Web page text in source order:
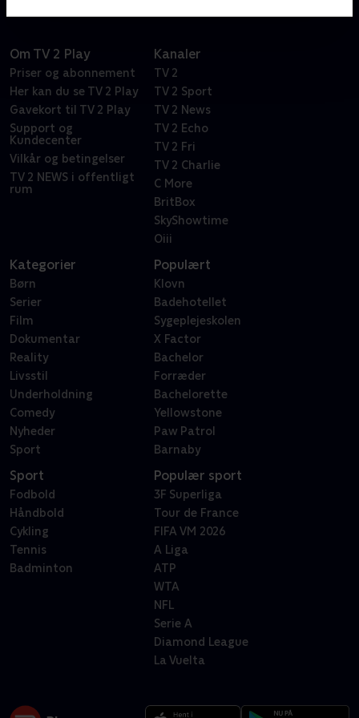
Om TV 2 Play
Priser og abonnement
Her kan du se TV 2 Play
Gavekort til TV 2 Play
Support og
Kundecenter
Vilkår og betingelser
TV 2 NEWS i offentligt
rum
Kanaler
TV 2
TV 2 Sport
TV 2 News
TV 2 Echo
TV 2 Fri
TV 2 Charlie
C More
BritBox
SkyShowtime
Oiii
Kategorier
Børn
Serier
Film
Dokumentar
Reality
Livsstil
Underholdning
Comedy
Nyheder
Sport
Populært
Klovn
Badehotellet
Sygeplejeskolen
X Factor
Bachelor
Forræder
Bachelorette
Yellowstone
Paw Patrol
Barnaby
Sport
Fodbold
Håndbold
Cykling
Tennis
Badminton
Populær sport
3F Superliga
Tour de France
FIFA VM 2026
A Liga
ATP
WTA
NFL
Serie A
Diamond League
La Vuelta